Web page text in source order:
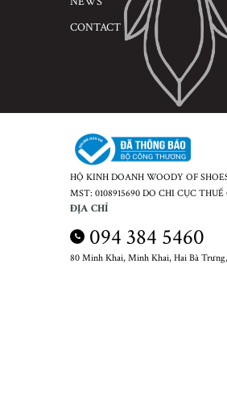
CONTACT
HỘ KINH DOANH WOODY OF
MST: 0108915690 DO CHI CỤC
ĐỊA CHỈ
094 384 5460
80 Minh Khai, Minh Khai, Hai Bà